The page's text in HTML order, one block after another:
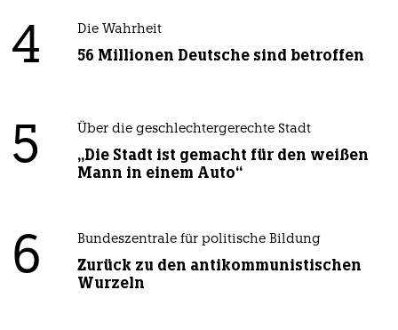
4 Die Wahrheit
56 Millionen Deutsche sind betroffen
5 Über die geschlechtergerechte Stadt
„Die Stadt ist gemacht für den weißen
Mann in einem Auto“
6 Bundeszentrale für politische Bildung
Zurück zu den antikommunistischen
Wurzeln